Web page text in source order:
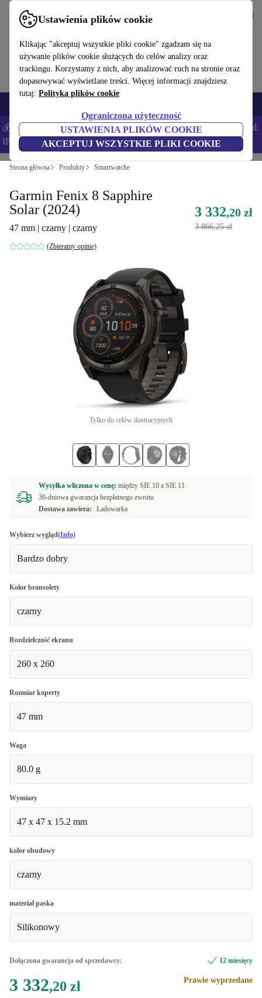
Ustawienia plików cookie
Klikając "akceptuj wszystkie pliki cookie" zgadzam się na
używanie plików cookie służących do celów analizy oraz
trackingu. Korzystamy z nich, aby analizować ruch na stronie oraz
dopasowywać wyświetlane treści. Więcej informacji znajdziesz
tutaj: Polityka plików cookie
Ograniczona użyteczność
USTAWIENIA PLIKÓW COOKIE
AKCEPTUJ WSZYSTKIE PLIKI COOKIE
Korzystaj z refurbed szybko i łatwo
💰Zaoszczędź DODATKOWE 5% na wszystkich iPhone’ach – Kod:
IPHONEDEAL –Regulamin
Strona główna Produkty Smartwatche
Garmin Fenix 8 Sapphire
Solar (2024)
47 mm | czarny | czarny
(Zbieramy opinie)
3 332,20 zł
3 866,25 zł
Tylko do celów ilustracyjnych
Wysyłka wliczona w cenę: między SIE 10 a SIE 11
30-dniowa gwarancja bezpłatnego zwrotu
Dostawa zawiera:
Ładowarka
Wybierz wygląd(Info)
Bardzo dobry
Kolor bransolety
czarny
Rozdzielczość ekranu
260 x 260
Rozmiar koperty
47 mm
Waga
80.0 g
Wymiary
47 x 47 x 15.2 mm
kolor obudowy
czarny
materiał paska
Silikonowy
Dołączona gwarancja od sprzedawcy: 12 miesięcy
3 332,20 zł Prawie wyprzedane